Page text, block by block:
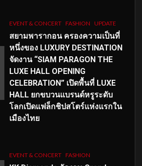
EVENT & CONCERT FASHION UPDATE
สยามพารากอน ครองความเป็นที่
หนึ่งของ LUXURY DESTINATION
จัดงาน “SIAM PARAGON THE
LUXE HALL OPENING
CELEBRATION” เปิดพื้นที่ LUXE
HALL ยกขบวนแบรนด์หรูระดับ
โลกเปิดแฟล็กชิปสโตร์แห่งแรกใน
เมืองไทย
EVENT & CONCERT FASHION